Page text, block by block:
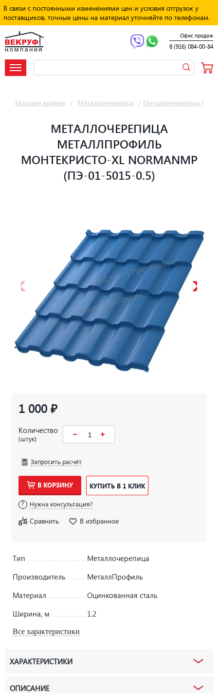
В связи с постоянными изменениями цен и условия отгрузок у
поставщиков, точные цены на материал уточняйте по телефонам.
Офис продаж
8 (916) 084-00-84
Магазин кровли / Металлочерепица / Металлочерепица
МЕТАЛЛОЧЕРЕПИЦА
МЕТАЛЛПРОФИЛЬ
МОНТЕКРИСТО-XL NORMANMP
(ПЭ-01-5015-0.5)
1 000 ₽
Количество
(штук)
Запросить расчёт
В КОРЗИНУ КУПИТЬ В 1 КЛИК
Нужна консультация?
Сравнить В избранное
Тип
Металлочерепица
Производитель
МеталлПрофиль
Материал
Оцинкованная сталь
Ширина, м
1.2
Все характеристики
ХАРАКТЕРИСТИКИ
ОПИСАНИЕ